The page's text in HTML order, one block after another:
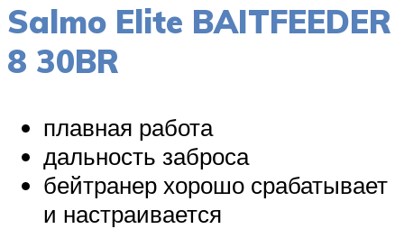
Salmo Elite BAITFEEDER
8 30BR
плавная работа
дальность заброса
бейтранер хорошо срабатывает
и настраивается